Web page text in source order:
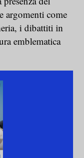
argomenti come
i dibattiti in
emblematica